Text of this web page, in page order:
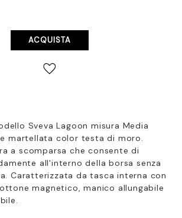
Sveva Lagoon misura Media
martellata color testa di moro.
a scomparsa che consente di
all'interno della borsa senza
Caratterizzata da tasca interna con
magnetico, manico allungabile